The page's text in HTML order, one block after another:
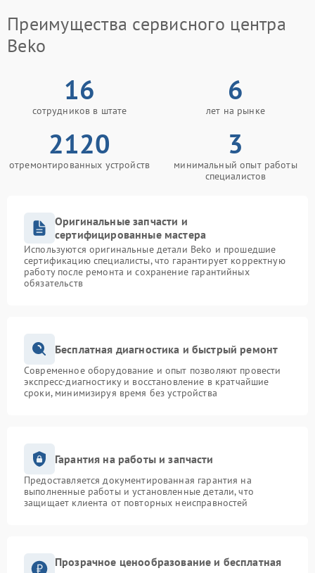
Преимущества сервисного центра
Beko
16
сотрудников в штате
6
лет на рынке
2120
отремонтированных устройств
3
минимальный опыт работы
специалистов
Оригинальные запчасти и
сертифицированные мастера
Используются оригинальные детали Beko и прошедшие
сертификацию специалисты, что гарантирует корректную
работу после ремонта и сохранение гарантийных
обязательств
Бесплатная диагностика и быстрый ремонт
Современное оборудование и опыт позволяют провести
экспресс-диагностику и восстановление в кратчайшие
сроки, минимизируя время без устройства
Гарантия на работы и запчасти
Предоставляется документированная гарантия на
выполненные работы и установленные детали, что
защищает клиента от повторных неисправностей
Прозрачное ценообразование и бесплатная